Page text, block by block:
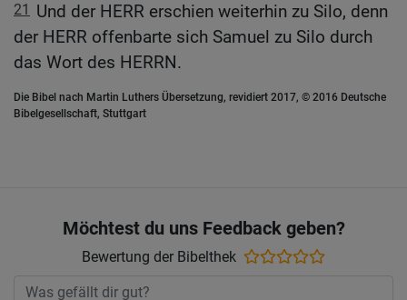
21
Und der HERR erschien weiterhin zu Silo, denn
der HERR offenbarte sich Samuel zu Silo durch
das Wort des HERRN.
Die Bibel nach Martin Luthers Übersetzung, revidiert 2017, © 2016 Deutsche
Bibelgesellschaft, Stuttgart
Möchtest du uns Feedback geben?
Bewertung der Bibelthek